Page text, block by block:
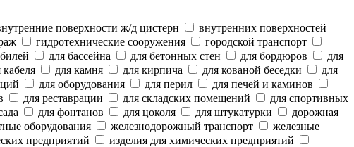
поверхности ж/д цистерн
внутренних поверхностей
гидротехнические сооружения
городской транспорт
для бассейна для бетонных стен для бордюров
для
кабеля для камня для кирпича для кованой беседки
для
для оборудования для перил
для печей и каминов
для реставрации для складских помещений
для спортивных
для фонтанов для цоколя для штукатурки
дорожная
оборудования железнодорожный транспорт
железные
предприятий
изделия для химических предприятий